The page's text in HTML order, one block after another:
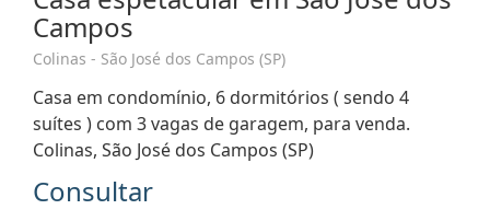
Campos
Colinas - São José dos Campos (SP)
Casa em condomínio, 6 dormitórios ( sendo 4
suítes ) com 3 vagas de garagem, para venda.
Colinas, São José dos Campos (SP)
Consultar